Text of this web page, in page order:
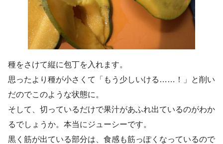
種をさけて縦に包丁を入れます。
思ったより種が小さくて「もう少しいける……！」と削い
だのでこのような状態に。
そして、切っているだけで果汁があふれ出ているのがわか
るでしょうか。本当にジューシーです。
黒く筋が出ている部分は、食感も筋っぽくなっているので